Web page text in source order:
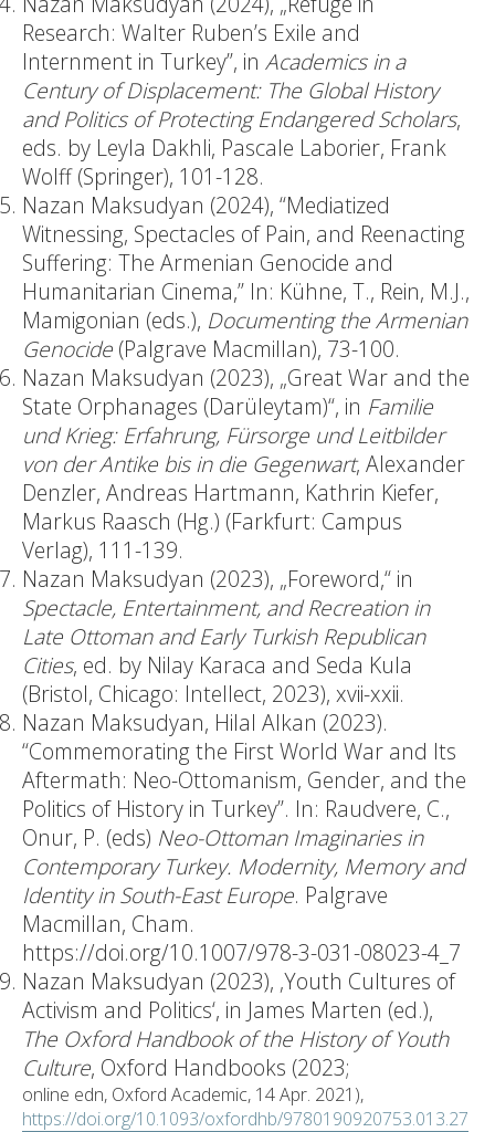
Research: Walter Ruben’s Exile and
Internment in Turkey”, in Academics in a
Century of Displacement: The Global History
and Politics of Protecting Endangered Scholars,
eds. by Leyla Dakhli, Pascale Laborier, Frank
Wolff (Springer), 101-128.
Nazan Maksudyan (2024), “Mediatized
Witnessing, Spectacles of Pain, and Reenacting
Suffering: The Armenian Genocide and
Humanitarian Cinema,” In: Kühne, T., Rein, M.J.,
Mamigonian (eds.), Documenting the Armenian
Genocide (Palgrave Macmillan), 73-100.
Nazan Maksudyan (2023), „Great War and the
State Orphanages (Darüleytam)“, in Familie
und Krieg: Erfahrung, Fürsorge und Leitbilder
von der Antike bis in die Gegenwart, Alexander
Denzler, Andreas Hartmann, Kathrin Kiefer,
Markus Raasch (Hg.) (Farkfurt: Campus
Verlag), 111-139.
Nazan Maksudyan (2023), „Foreword,“ in
Spectacle, Entertainment, and Recreation in
Late Ottoman and Early Turkish Republican
Cities, ed. by Nilay Karaca and Seda Kula
(Bristol, Chicago: Intellect, 2023), xvii-xxii.
Nazan Maksudyan, Hilal Alkan (2023).
“Commemorating the First World War and Its
Aftermath: Neo-Ottomanism, Gender, and the
Politics of History in Turkey”. In: Raudvere, C.,
Onur, P. (eds) Neo-Ottoman Imaginaries in
Contemporary Turkey. Modernity, Memory and
Identity in South-East Europe. Palgrave
Macmillan, Cham.
https://doi.org/10.1007/978-3-031-08023-4_7
Nazan Maksudyan (2023), ‚Youth Cultures of
Activism and Politics‘, in James Marten (ed.),
The Oxford Handbook of the History of Youth
Culture, Oxford Handbooks (2023;
online edn, Oxford Academic, 14 Apr. 2021),
https://doi.org/10.1093/oxfordhb/9780190920753.013.27